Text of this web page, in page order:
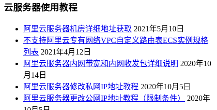
云服务器使用教程
阿里云服务器机房详细地址获取 2021年5月10日
不支持阿里云专有网络VPC自定义路由表ECS实例规格
列表 2021年4月12日
阿里云服务器内网带宽和内网收发包详细说明 2020年10
月14日
阿里云服务器修改私网IP地址教程 2020年10月5日
阿里云服务器更改公网IP地址教程（限制条件）
2020年